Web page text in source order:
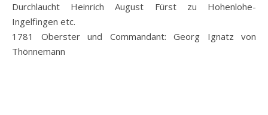
Durchlaucht Heinrich August Fürst zu Hohenlohe-
Ingelfingen etc.
1781 Oberster und Commandant: Georg Ignatz von
Thönnemann